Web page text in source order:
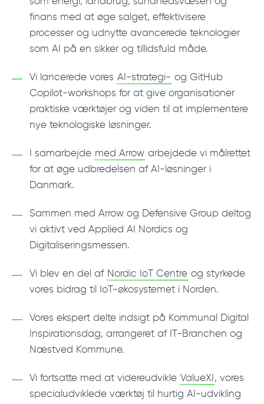
finans med at øge salget, effektivisere
processer og udnytte avancerede teknologier
som AI på en sikker og tillidsfuld måde.
Vi lancerede vores AI-strategi- og GitHub
Copilot-workshops for at give organisationer
praktiske værktøjer og viden til at implementere
nye teknologiske løsninger.
I samarbejde med Arrow arbejdede vi målrettet
for at øge udbredelsen af AI-løsninger i
Danmark.
Sammen med Arrow og Defensive Group deltog
vi aktivt ved Applied AI Nordics og
Digitaliseringsmessen.
Vi blev en del af Nordic IoT Centre og styrkede
vores bidrag til IoT-økosystemet i Norden.
Vores ekspert delte indsigt på Kommunal Digital
Inspirationsdag, arrangeret af IT-Branchen og
Næstved Kommune.
Vi fortsatte med at videreudvikle ValueXI , vores
specialudviklede værktøj til hurtig AI-udvikling